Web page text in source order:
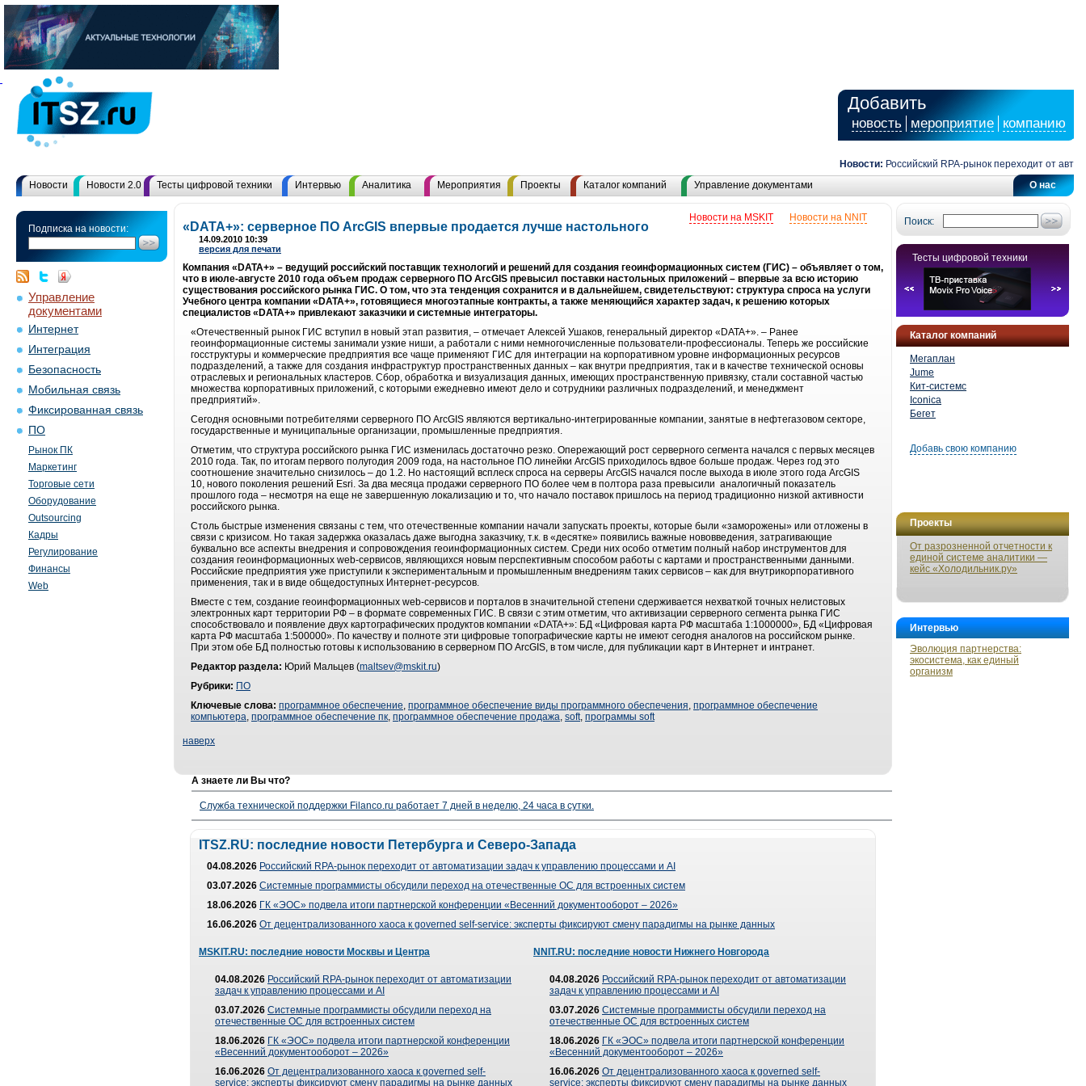
Добавить
новость мероприятие компанию
Новости: Российский RPA-рынок переходит от
О нас
Новости Новости 2.0 Тесты цифровой техники Интервью Аналитика Мероприятия Проекты Каталог компаний Управление документами
Подписка на новости:
Управление
документами
Интернет
Интеграция
Безопасность
Мобильная связь
Фиксированная связь
ПО
Рынок ПК
Маркетинг
Торговые сети
Оборудование
Outsourcing
Кадры
Регулирование
Финансы
Web
Поиск:
Тесты цифровой техники
Каталог компаний
Мегаплан
Jume
Кит-системс
Iconica
Бегет
Добавь свою компанию
Проекты
От разрозненной отчетности к
единой системе аналитики —
кейс «Холодильник.ру»
Интервью
Эволюция партнерства:
экосистема, как единый
организм
Новости на NNIT
Новости на MSKIT
«DATA+»: серверное ПО ArcGIS впервые продается лучше настольного
14.09.2010 10:39
версия для печати
Компания «DATA+» – ведущий российский поставщик технологий и решений для создания геоинформационных систем (ГИС) – объявляет о том,
что в июле-августе 2010 года объем продаж серверного ПО ArcGIS превысил поставки настольных приложений – впервые за всю историю
существования российского рынка ГИС. О том, что эта тенденция сохранится и в дальнейшем, свидетельствуют: структура спроса на услуги
Учебного центра компании «DATA+», готовящиеся многоэтапные контракты, а также меняющийся характер задач, к решению которых
специалистов «DATA+» привлекают заказчики и системные интеграторы.
«Отечественный рынок ГИС вступил в новый этап развития, – отмечает Алексей Ушаков, генеральный директор «DATA+». – Ранее
геоинформационные системы занимали узкие ниши, а работали с ними немногочисленные пользователи-профессионалы. Теперь же российские
госструктуры и коммерческие предприятия все чаще применяют ГИС для интеграции на корпоративном уровне информационных ресурсов
подразделений, а также для создания инфраструктур пространственных данных – как внутри предприятия, так и в качестве технической основы
отраслевых и региональных кластеров. Сбор, обработка и визуализация данных, имеющих пространственную привязку, стали составной частью
множества корпоративных приложений, с которыми ежедневно имеют дело и сотрудники различных подразделений, и менеджмент
предприятий».
Сегодня основными потребителями серверного ПО ArcGIS являются вертикально-интегрированные компании, занятые в нефтегазовом секторе,
государственные и муниципальные организации, промышленные предприятия.
Отметим, что структура российского рынка ГИС изменилась достаточно резко. Опережающий рост серверного сегмента начался с первых месяцев
2010 года. Так, по итогам первого полугодия 2009 года, на настольное ПО линейки ArcGIS приходилось вдвое больше продаж. Через год это
соотношение значительно снизилось – до 1.2. Но настоящий всплеск спроса на серверы ArcGIS начался после выхода в июле этого года ArcGIS
10, нового поколения решений Esri. За два месяца продажи серверного ПО более чем в полтора раза превысили аналогичный показатель
прошлого года – несмотря на еще не завершенную локализацию и то, что начало поставок пришлось на период традиционно низкой активности
российского рынка.
Столь быстрые изменения связаны с тем, что отечественные компании начали запускать проекты, которые были «заморожены» или отложены в
связи с кризисом. Но такая задержка оказалась даже выгодна заказчику, т.к. в «десятке» появились важные нововведения, затрагивающие
буквально все аспекты внедрения и сопровождения геоинформационных систем. Среди них особо отметим полный набор инструментов для
создания геоинформационных web-сервисов, являющихся новым перспективным способом работы с картами и пространственными данными.
Российские предприятия уже приступили к экспериментальным и промышленным внедрениям таких сервисов – как для внутрикорпоративного
применения, так и в виде общедоступных Интернет-ресурсов.
Вместе с тем, создание геоинформационных web-сервисов и порталов в значительной степени сдерживается нехваткой точных нелистовых
электронных карт территории РФ – в формате современных ГИС. В связи с этим отметим, что активизации серверного сегмента рынка ГИС
способствовало и появление двух картографических продуктов компании «DATA+»: БД «Цифровая карта РФ масштаба 1:1000000», БД «Цифровая
карта РФ масштаба 1:500000». По качеству и полноте эти цифровые топографические карты не имеют сегодня аналогов на российском рынке.
При этом обе БД полностью готовы к использованию в серверном ПО ArcGIS, в том числе, для публикации карт в Интернет и интранет.
Редактор раздела: Юрий Мальцев (maltsev@mskit.ru)
Рубрики: ПО
Ключевые слова: программное обеспечение, программное обеспечение виды программного обеспечения, программное обеспечение
компьютера, программное обеспечение пк, программное обеспечение продажа, soft, программы soft
наверх
А знаете ли Вы что?
Служба технической поддержки Filanco.ru работает 7 дней в неделю, 24 часа в сутки.
ITSZ.RU: последние новости Петербурга и Северо-Запада
04.08.2026 Российский RPA-рынок переходит от автоматизации задач к управлению процессами и AI
03.07.2026 Системные программисты обсудили переход на отечественные ОС для встроенных систем
18.06.2026 ГК «ЭОС» подвела итоги партнерской конференции «Весенний документооборот – 2026»
16.06.2026 От децентрализованного хаоса к governed self-service: эксперты фиксируют смену парадигмы на рынке данных
MSKIT.RU: последние новости Москвы и Центра
04.08.2026 Российский RPA-рынок переходит от автоматизации
задач к управлению процессами и AI
03.07.2026 Системные программисты обсудили переход на
отечественные ОС для встроенных систем
18.06.2026 ГК «ЭОС» подвела итоги партнерской конференции
«Весенний документооборот – 2026»
16.06.2026 От децентрализованного хаоса к governed self-
service: эксперты фиксируют смену парадигмы на рынке данных
NNIT.RU: последние новости Нижнего Новгорода
04.08.2026 Российский RPA-рынок переходит от автоматизации
задач к управлению процессами и AI
03.07.2026 Системные программисты обсудили переход на
отечественные ОС для встроенных систем
18.06.2026 ГК «ЭОС» подвела итоги партнерской конференции
«Весенний документооборот – 2026»
16.06.2026 От децентрализованного хаоса к governed self-
service: эксперты фиксируют смену парадигмы на рынке данных